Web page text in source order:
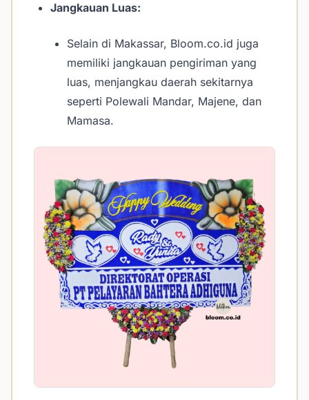
Jangkauan Luas:
Selain di Makassar, Bloom.co.id juga
memiliki jangkauan pengiriman yang
luas, menjangkau daerah sekitarnya
seperti Polewali Mandar, Majene, dan
Mamasa.